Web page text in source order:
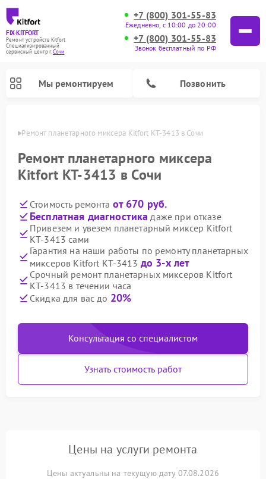
FIX-KITFORT
Ремонт устройств Kitfort
Специализированный
cервисный центр г.Сочи
+7 (800) 301-55-83
Ежедневно, с 10:00 до 20:00
+7 (800) 301-55-83
Звонок бесплатный по РФ
Мы ремонтируем Позвонить
Ремонт планетарного миксера Kitfort КТ-3413 в Сочи
Ремонт планетарного миксера
Kitfort КТ-3413 в Сочи
Стоимость ремонта от 670 руб.
Бесплатная диагностика даже при отказе
Привезем и увезем планетарный миксер Kitfort
КТ-3413 сами
Гарантия на наши работы по ремонту планетарных
миксеров Kitfort КТ-3413 до 3-х лет
Срочный ремонт планетарных миксеров Kitfort
КТ-3413 в течении часа
Скидка для вас до 20%
Консультация со специалистом
Узнать стоимость работ
Цены на услуги ремонта
Цены актуальны на текущую дату 07.08.2026